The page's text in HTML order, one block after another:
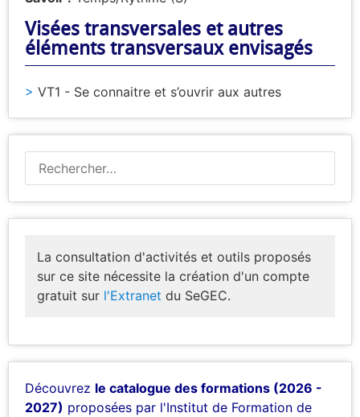
Visées transversales et autres
éléments transversaux envisagés
VT1 - Se connaitre et s’ouvrir aux autres
La consultation d'activités et outils proposés
sur ce site nécessite la création d'un compte
gratuit sur l'Extranet du SeGEC.
Découvrez le catalogue des formations (2026 -
2027) proposées par l'Institut de Formation de